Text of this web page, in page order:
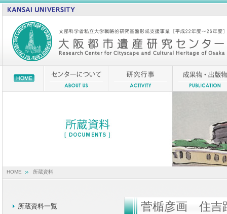
HOME 所蔵資料
所蔵資料一覧 菅楯彦画 住吉